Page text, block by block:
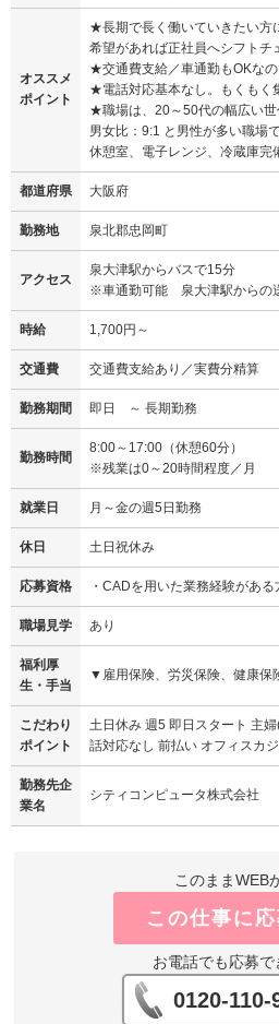
オススメ
ポイント
★長期で長く働いていきたい方
希望があれば正社員へシフト
★交通費支給／車通勤もOKな
★電話対応基本なし。もくもく
★職場は、20～50代の幅広い世
男女比：9:1 と男性が多い職場で
休憩室、電子レンジ、冷蔵庫完
都道府県 大阪府
勤務地 泉北郡忠岡町
アクセス
泉大津駅からバスで15分
※車通勤可能 泉大津駅からの
時給 1,700円～
交通費 交通費支給あり／実費分精算
勤務期間 即日 ～ 長期勤務
勤務時間
8:00～17:00（休憩60分）
※残業は0～20時間程度／月
就業日 月～金の週5日勤務
休日 土日祝休み
応募資格 ・CADを用いた業務経験がある
職場見学 あり
福利厚
生・手当
▼雇用保険、労災保険、健康保
こだわり
ポイント
土日休み 週5 即日スタート 主
話対応なし 前払い オフィスカ
勤務先企
業名
シティコンピュータ株式会社
このままWEB
この仕事に
お電話でも応募で
0120-110-